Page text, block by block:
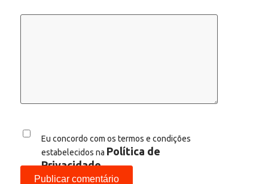
Eu concordo com os termos e condições
estabelecidos na Política de
Privacidade